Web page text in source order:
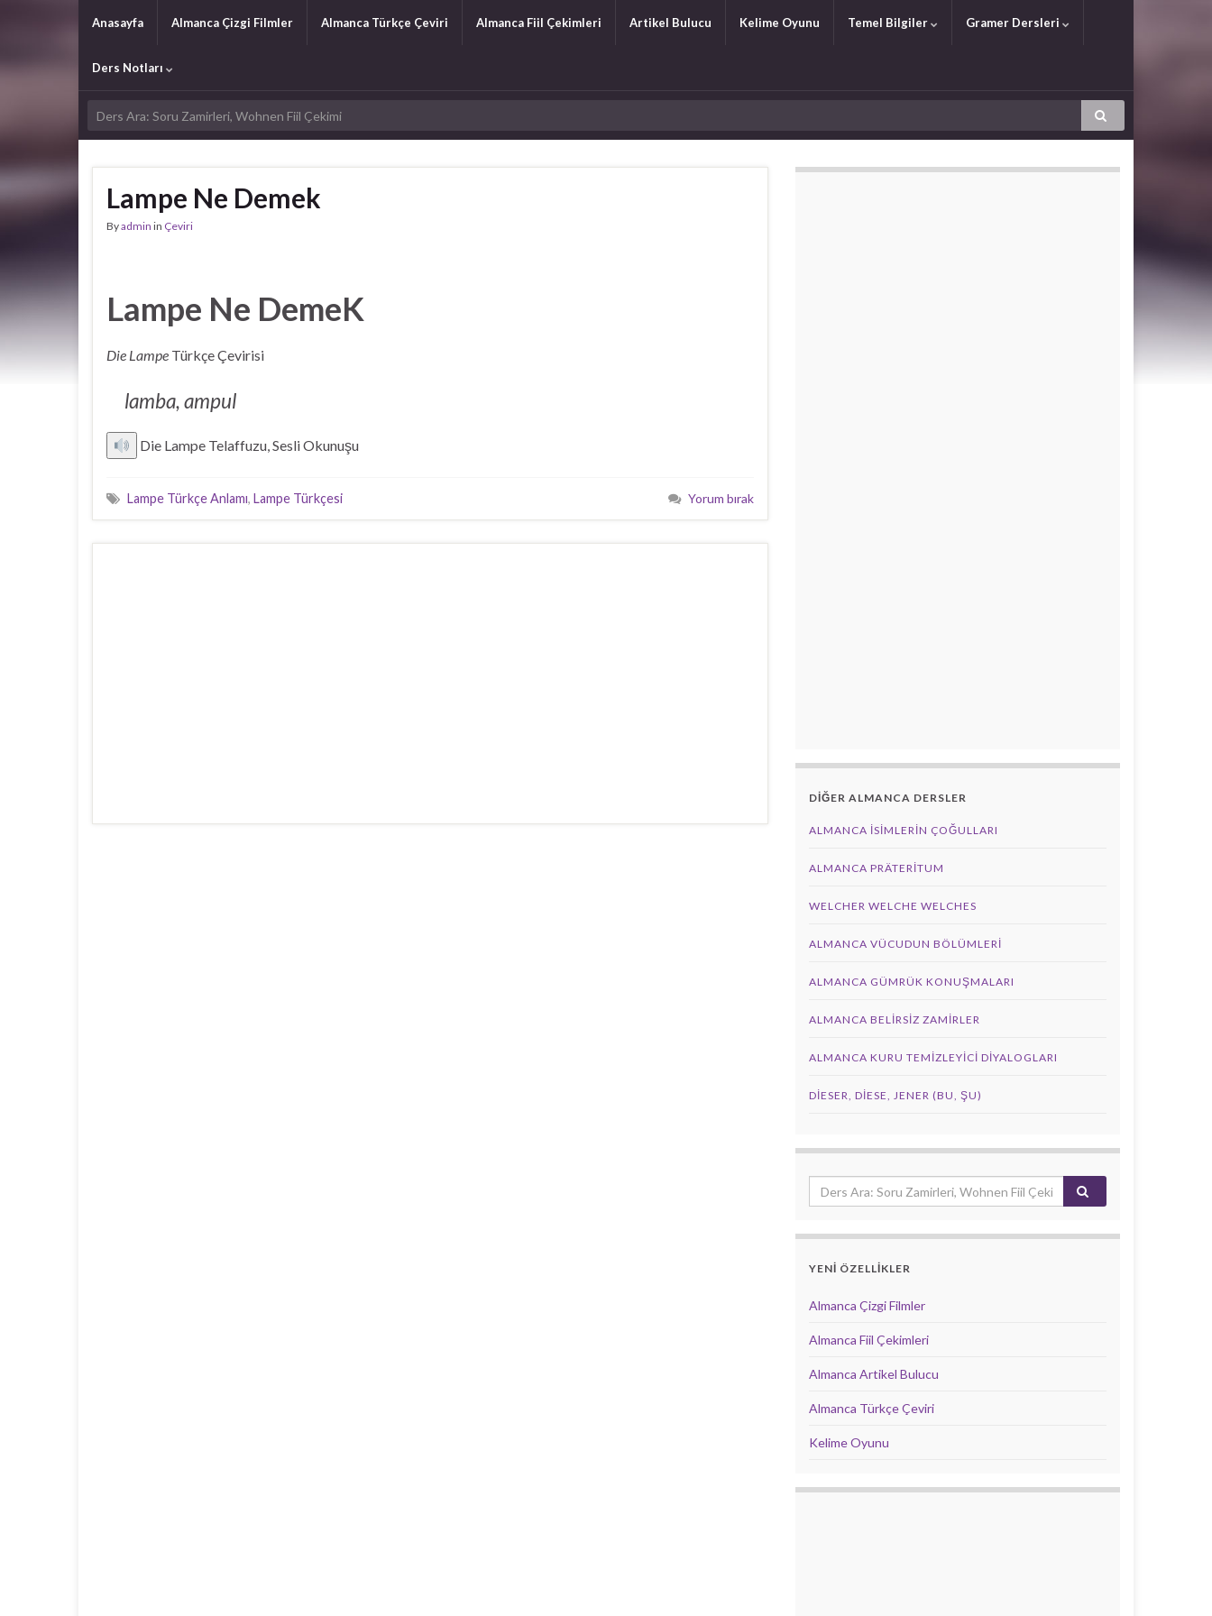
Anasayfa Almanca Çizgi Filmler Almanca Türkçe Çeviri Almanca Fiil Çekimleri Artikel Bulucu Kelime Oyunu Temel Bilgiler Gramer Dersleri
Ders Notları
Lampe Ne Demek
Byadmin in Çeviri
Lampe Ne DemeK
Die Lampe Türkçe Çevirisi
lamba, ampul
Die Lampe Telaffuzu, Sesli Okunuşu
Lampe Türkçe Anlamı, Lampe Türkçesi Yorum bırak
DİĞER ALMANCA DERSLER
ALMANCA İSIMLERIN ÇOĞULLARI
ALMANCA PRÄTERITUM
WELCHER WELCHE WELCHES
ALMANCA VÜCUDUN BÖLÜMLERI
ALMANCA GÜMRÜK KONUŞMALARI
ALMANCA BELIRSIZ ZAMIRLER
ALMANCA KURU TEMIZLEYICI DIYALOGLARI
DIESER, DIESE, JENER (BU, ŞU)
YENİ ÖZELLİKLER
Almanca Çizgi Filmler
Almanca Fiil Çekimleri
Almanca Artikel Bulucu
Almanca Türkçe Çeviri
Kelime Oyunu